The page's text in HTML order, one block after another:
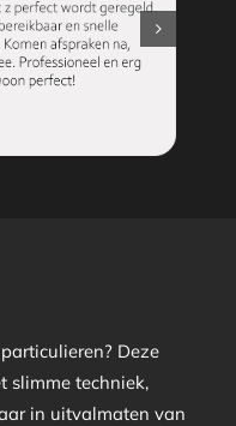
Deze
slimme techniek,
in uitvalmaten van